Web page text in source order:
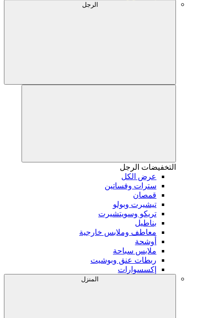
الرجل
التخفيضات الرجل
عرض الكل
سترات وفساتين
قمصان
تيشيرت وبولو
تريكو وسويتشيرت
بناطيل
معاطف وملابس خارجية
أوشحة
ملابس سباحة
ربطات عنق وبوشيت
إكسسوارات
المنزل